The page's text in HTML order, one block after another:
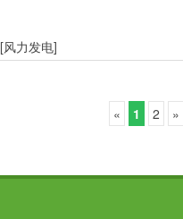
[风力发电]
« 1 2 »